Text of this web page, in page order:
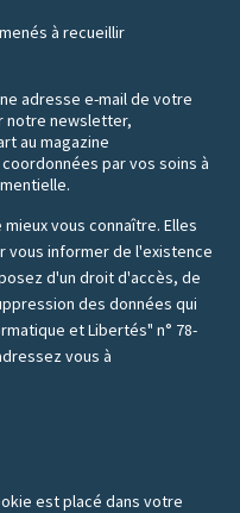
à recueillir
adresse e-mail de votre
notre newsletter,
au magazine
par vos soins à
vous connaître. Elles
vous informer de l'existence
d'un droit d'accès, de
des données qui
et Libertés" n° 78-
vous à
est placé dans votre